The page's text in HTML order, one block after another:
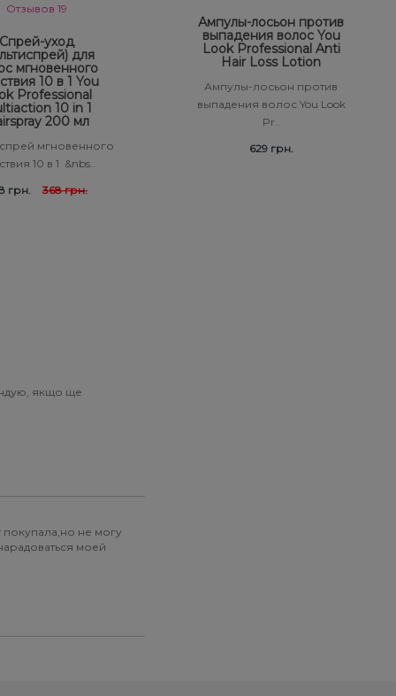
Отзывов 19
Спрей-уход
для
мгновенного
10 в 1 You
Professional
10 in 1
200 мл
мгновенного
10 в 1 &nbs..
грн.
368 грн.
Ампулы-лосьон против
выпадения волос You
Look Professional Anti
Hair Loss Lotion
Ампулы-лосьон против
выпадения волос You Look
Pr..
629 грн.
якщо ще
покупала,но не могу
моей